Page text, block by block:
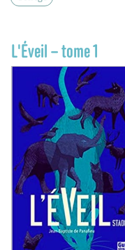
L'Éveil – tome 1